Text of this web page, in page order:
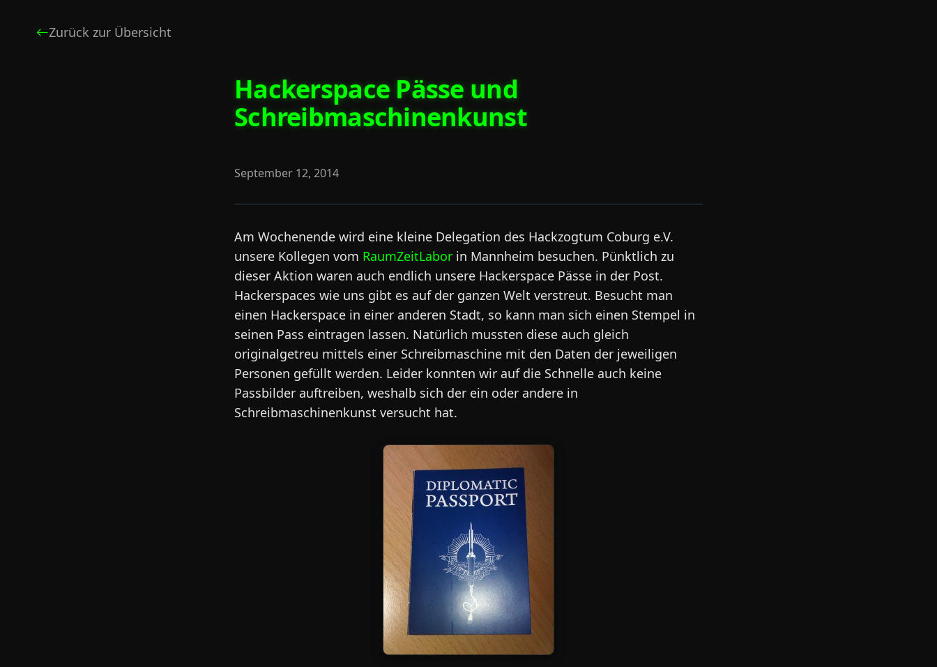
Zurück zur Übersicht
Hackerspace Pässe und
Schreibmaschinenkunst
September 12, 2014
Am Wochenende wird eine kleine Delegation des Hackzogtum Coburg e.V.
unsere Kollegen vom RaumZeitLabor in Mannheim besuchen. Pünktlich zu
dieser Aktion waren auch endlich unsere Hackerspace Pässe in der Post.
Hackerspaces wie uns gibt es auf der ganzen Welt verstreut. Besucht man
einen Hackerspace in einer anderen Stadt, so kann man sich einen Stempel in
seinen Pass eintragen lassen. Natürlich mussten diese auch gleich
originalgetreu mittels einer Schreibmaschine mit den Daten der jeweiligen
Personen gefüllt werden. Leider konnten wir auf die Schnelle auch keine
Passbilder auftreiben, weshalb sich der ein oder andere in
Schreibmaschinenkunst versucht hat.